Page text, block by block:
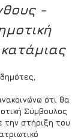
-
ότι θα
Σύμβουλος
την στήριξη του